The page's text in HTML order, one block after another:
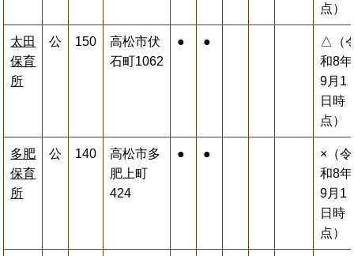
点）
太田
保育
所
公 150
高松市伏
石町1062
● ●
△（
和8年
9月1
日時
点）
多肥
保育
所
公 140
高松市多
肥上町
424
● ●
×（令
和8年
9月1
日時
点）